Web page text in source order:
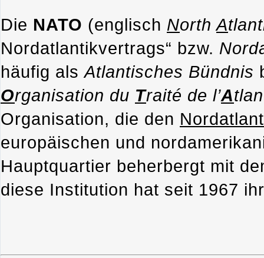
Die NATO (englisch NorthA
Nordatlantikvertrags“ bzw.
häufig alsAtlantisches Bündnis
Organisation du Traité de l’A
Organisation, die den
europäischen und
Hauptquartier beherbergt mit
diese Institution hat seit 1967